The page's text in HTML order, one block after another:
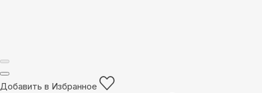
Добавить в Избранное